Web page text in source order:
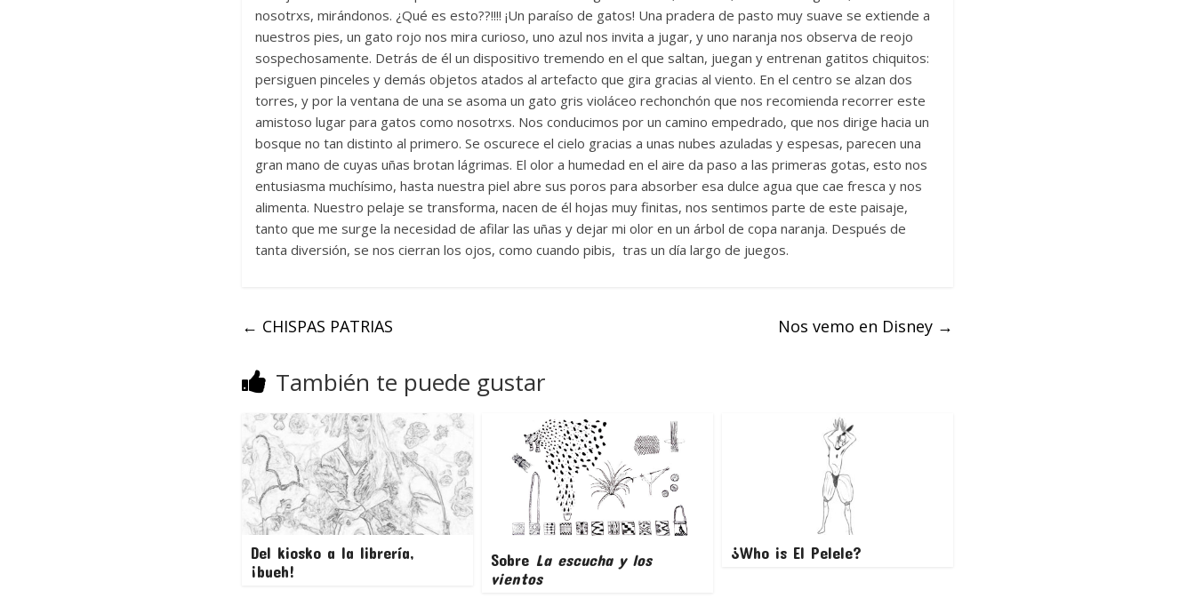
nosotrxs, mirándonos. ¿Qué es esto??!!!! ¡Un paraíso de gatos! Una pradera de pasto muy suave se extiende a
nuestros pies, un gato rojo nos mira curioso, uno azul nos invita a jugar, y uno naranja nos observa de reojo
sospechosamente. Detrás de él un dispositivo tremendo en el que saltan, juegan y entrenan gatitos chiquitos:
persiguen pinceles y demás objetos atados al artefacto que gira gracias al viento. En el centro se alzan dos
torres, y por la ventana de una se asoma un gato gris violáceo rechonchón que nos recomienda recorrer este
amistoso lugar para gatos como nosotrxs. Nos conducimos por un camino empedrado, que nos dirige hacia un
bosque no tan distinto al primero. Se oscurece el cielo gracias a unas nubes azuladas y espesas, parecen una
gran mano de cuyas uñas brotan lágrimas. El olor a humedad en el aire da paso a las primeras gotas, esto nos
entusiasma muchísimo, hasta nuestra piel abre sus poros para absorber esa dulce agua que cae fresca y nos
alimenta. Nuestro pelaje se transforma, nacen de él hojas muy finitas, nos sentimos parte de este paisaje,
tanto que me surge la necesidad de afilar las uñas y dejar mi olor en un árbol de copa naranja. Después de
tanta diversión, se nos cierran los ojos, como cuando pibis, tras un día largo de juegos.
← CHISPAS PATRIAS Nos vemo en Disney →
También te puede gustar
Del kiosko a la librería,
¡bueh!
Sobre La escucha y los
vientos
¿Who is El Pelele?